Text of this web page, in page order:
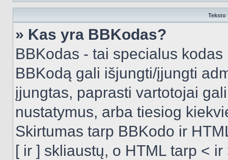
Teksto
» Kas yra BBKodas?
BBKodas - tai specialus
BBKodą gali išjungti/įjungti
įjungtas, paprasti vartotojai
nustatymus, arba tiesiog
Skirtumas tarp BBKodo ir
[ ir ] skliaustų, o HTML tarp <